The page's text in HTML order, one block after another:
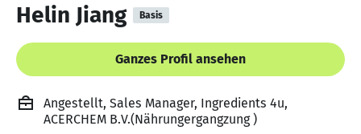
Helin Jiang Basis
Ganzes Profil ansehen
Angestellt, Sales Manager, Ingredients 4u,
ACERCHEM B.V.(Nährungergangzung )